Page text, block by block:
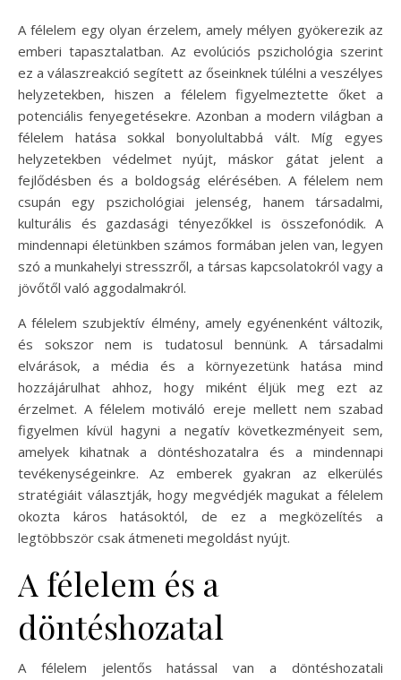
A félelem egy olyan érzelem, amely mélyen gyökerezik az
emberi tapasztalatban. Az evolúciós pszichológia szerint
ez a válaszreakció segített az őseinknek túlélni a veszélyes
helyzetekben, hiszen a félelem figyelmeztette őket a
potenciális fenyegetésekre. Azonban a modern világban a
félelem hatása sokkal bonyolultabbá vált. Míg egyes
helyzetekben védelmet nyújt, máskor gátat jelent a
fejlődésben és a boldogság elérésében. A félelem nem
csupán egy pszichológiai jelenség, hanem társadalmi,
kulturális és gazdasági tényezőkkel is összefonódik. A
mindennapi életünkben számos formában jelen van, legyen
szó a munkahelyi stresszről, a társas kapcsolatokról vagy a
jövőtől való aggodalmakról.
A félelem szubjektív élmény, amely egyénenként változik,
és sokszor nem is tudatosul bennünk. A társadalmi
elvárások, a média és a környezetünk hatása mind
hozzájárulhat ahhoz, hogy miként éljük meg ezt az
érzelmet. A félelem motiváló ereje mellett nem szabad
figyelmen kívül hagyni a negatív következményeit sem,
amelyek kihatnak a döntéshozatalra és a mindennapi
tevékenységeinkre. Az emberek gyakran az elkerülés
stratégiáit választják, hogy megvédjék magukat a félelem
okozta káros hatásoktól, de ez a megközelítés a
legtöbbször csak átmeneti megoldást nyújt.
A félelem és a
döntéshozatal
A félelem jelentős hatással van a döntéshozatali